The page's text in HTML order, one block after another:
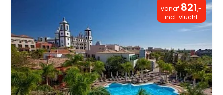
vanaf 821,-
incl. vlucht